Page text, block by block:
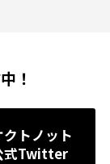
！
クトノット
式Twitter